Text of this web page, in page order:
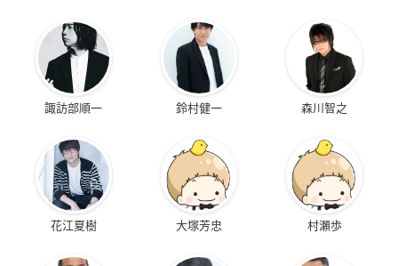
諏訪部順一 鈴村健一 森川智之
花江夏樹 大塚芳忠 村瀬歩